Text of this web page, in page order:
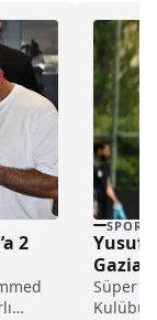
2
SPOR
Yusuf
Süper
Kulübü,